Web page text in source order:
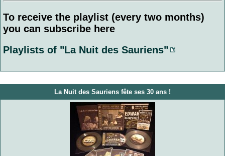
To receive the playlist (every two months)
you can subscribe here
Playlists of "La Nuit des Sauriens"
La Nuit des Sauriens fête ses 30 ans !